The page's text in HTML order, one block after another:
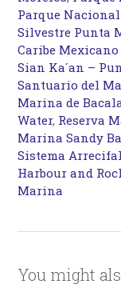
Parque
Silvestre Punta
Caribe
Sian Ka´an –
Santuario del
Marina de
Water, Reserva
Marina Sandy
Sistema
Harbour and
Marina
You might